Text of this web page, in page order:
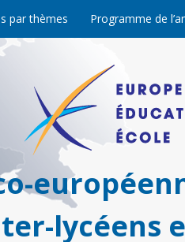
par thèmes Programme de
lycéens